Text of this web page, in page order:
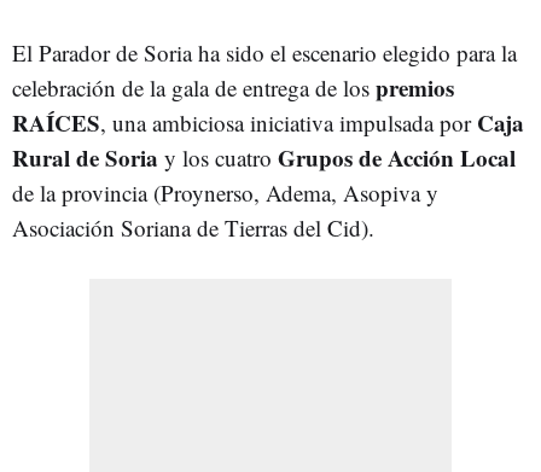
El Parador de Soria ha sido el escenario elegido para la
celebración de la gala de entrega de los premios
RAÍCES, una ambiciosa iniciativa impulsada por Caja
Rural de Soria y los cuatro Grupos de Acción Local
de la provincia (Proynerso, Adema, Asopiva y
Asociación Soriana de Tierras del Cid).